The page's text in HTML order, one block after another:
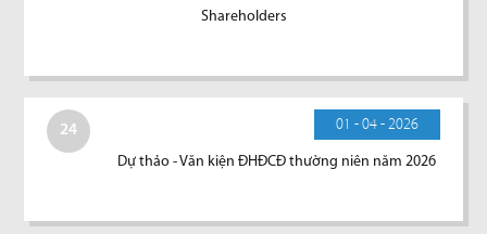
Shareholders
24 01 - 04 - 2026
Dự thảo - Văn kiện ĐHĐCĐ thường niên năm 2026